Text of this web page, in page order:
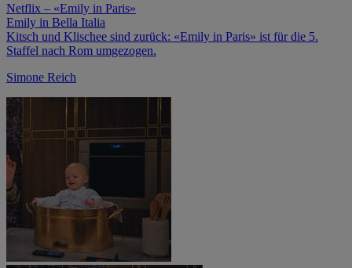
Netflix – «Emily in Paris»
Emily in Bella Italia
Kitsch und Klischee sind zurück: «Emily in Paris» ist für die 5.
Staffel nach Rom umgezogen.
Simone Reich